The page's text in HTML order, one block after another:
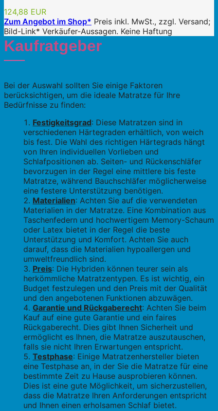
124,88 EUR
Zum Angebot im Shop* Preis inkl. MwSt., zzgl. Versand;
Bild-Link* Verkäufer-Aussagen. Keine Haftung
Kaufratgeber
Bei der Auswahl sollten Sie einige Faktoren
berücksichtigen, um die ideale Matratze für Ihre
Bedürfnisse zu finden:
Festigkeitsgrad: Diese Matratzen sind in
verschiedenen Härtegraden erhältlich, von weich
bis fest. Die Wahl des richtigen Härtegrads hängt
von Ihren individuellen Vorlieben und
Schlafpositionen ab. Seiten- und Rückenschläfer
bevorzugen in der Regel eine mittlere bis feste
Matratze, während Bauchschläfer möglicherweise
eine festere Unterstützung benötigen.
Materialien: Achten Sie auf die verwendeten
Materialien in der Matratze. Eine Kombination aus
Taschenfedern und hochwertigem Memory-Schaum
oder Latex bietet in der Regel die beste
Unterstützung und Komfort. Achten Sie auch
darauf, dass die Materialien hypoallergen und
umweltfreundlich sind.
Preis: Die Hybriden können teurer sein als
herkömmliche Matratzentypen. Es ist wichtig, ein
Budget festzulegen und den Preis mit der Qualität
und den angebotenen Funktionen abzuwägen.
Garantie und Rückgaberecht: Achten Sie beim
Kauf auf eine gute Garantie und ein faires
Rückgaberecht. Dies gibt Ihnen Sicherheit und
ermöglicht es Ihnen, die Matratze auszutauschen,
falls sie nicht Ihren Erwartungen entspricht.
Testphase: Einige Matratzenhersteller bieten
eine Testphase an, in der Sie die Matratze für eine
bestimmte Zeit zu Hause ausprobieren können.
Dies ist eine gute Möglichkeit, um sicherzustellen,
dass die Matratze Ihren Anforderungen entspricht
und Ihnen einen erholsamen Schlaf bietet.